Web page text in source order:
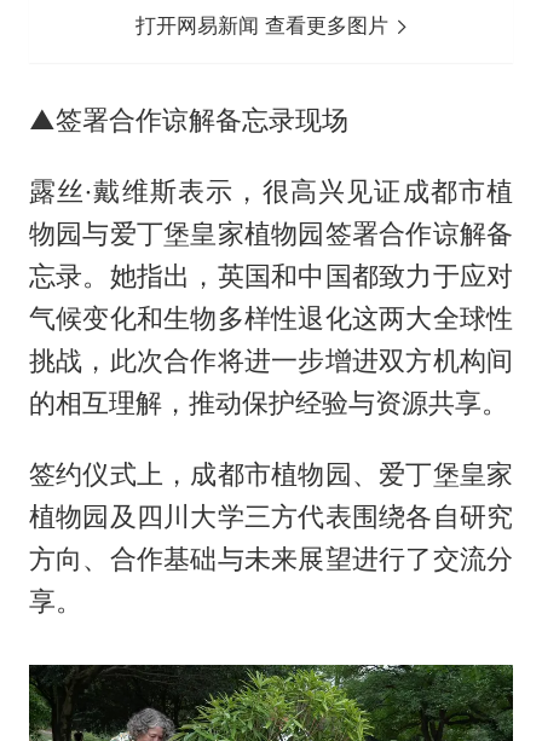
打开网易新闻 查看更多图片
▲签署合作谅解备忘录现场
露丝·戴维斯表示，很高兴见证成都市植
物园与爱丁堡皇家植物园签署合作谅解备
忘录。她指出，英国和中国都致力于应对
气候变化和生物多样性退化这两大全球性
挑战，此次合作将进一步增进双方机构间
的相互理解，推动保护经验与资源共享。
签约仪式上，成都市植物园、爱丁堡皇家
植物园及四川大学三方代表围绕各自研究
方向、合作基础与未来展望进行了交流分
享。